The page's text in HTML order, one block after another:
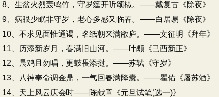
8、生盆火烈轰鸣竹，守岁筳开听颂椒。——戴复古《除夜》
9、病眼少眠非守岁，老心多感又临春。——白居易《除夜》
10、不求见面惟通谒，名纸朝来满敝庐。——文征明《拜年》
11、历添新岁月，春满旧山河。——叶颙《已酉新正》
12、晨鸡且勿唱，更鼓畏添挝。——苏轼《守岁》
13、八神奉命调金鼎，一气回春满降囊。——瞿佑《屠苏酒》
14、天上风云庆会时——陈献章《元旦试笔(选一)》